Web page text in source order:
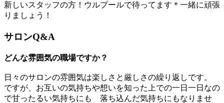
新しいスタッフの方！ウルプールで待ってます＊一緒に頑張
りましょう！
サロンQ&A
どんな雰囲気の職場ですか？
日々のサロンの雰囲気は楽しさと厳しさの繰り返しです。
ですが、お互いの気持ちや想いを知った上での一日一日なの
で甘ったるい気持ちにも 落ち込んだ気持ちにもなりませ